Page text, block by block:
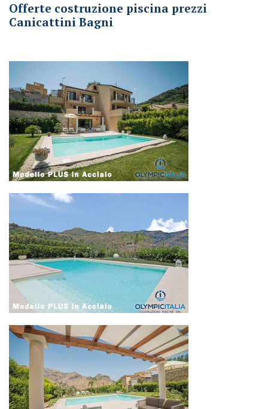
Offerte costruzione piscina prezzi
Canicattini Bagni